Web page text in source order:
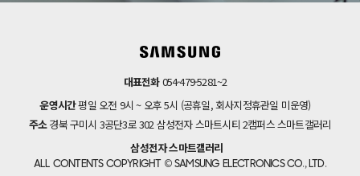
대표전화054-479-5281~2
운영시간평일 오전 9시 ~ 오후 5시 (공휴일, 회사지정휴관일 미운영)
주소경북 구미시 3공단3로 302 삼성전자 스마트시티 2캠퍼스 스마트갤러리
삼성전자 스마트갤러리
ALL CONTENTS COPYRIGHT © SAMSUNG ELECTRONICS CO., LTD.